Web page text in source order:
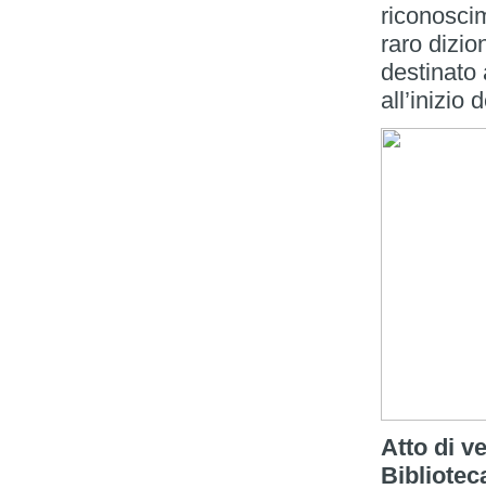
raro
destinato
all’inizio
Atto di